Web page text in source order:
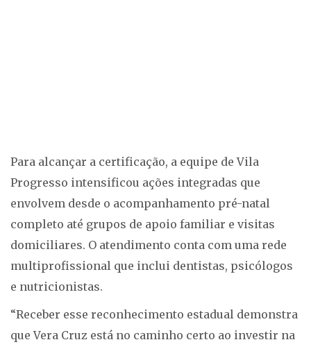
Para alcançar a certificação, a equipe de Vila
Progresso intensificou ações integradas que
envolvem desde o acompanhamento pré-natal
completo até grupos de apoio familiar e visitas
domiciliares. O atendimento conta com uma rede
multiprofissional que inclui dentistas, psicólogos
e nutricionistas.
“Receber esse reconhecimento estadual demonstra
que Vera Cruz está no caminho certo ao investir na